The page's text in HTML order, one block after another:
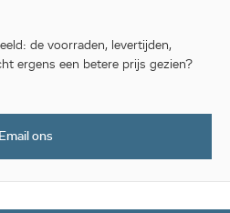
de voorraden, levertijden,
ergens een betere prijs gezien?
Email ons